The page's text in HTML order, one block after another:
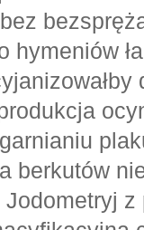
hymeniów
berkutów